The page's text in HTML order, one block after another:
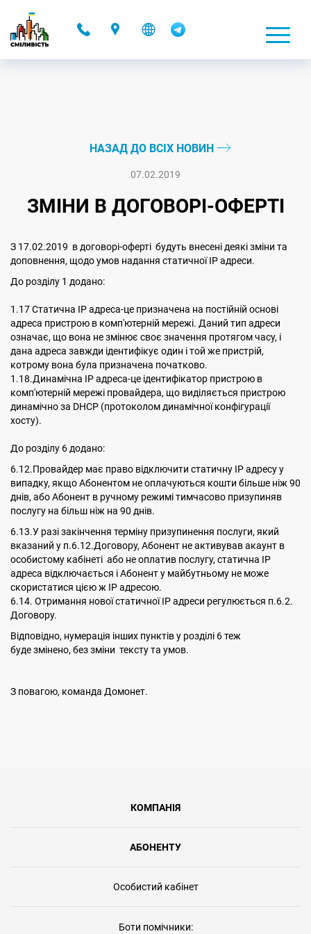
НАЗАД ДО ВСІХ НОВИН
07.02.2019
ЗМІНИ В ДОГОВОРІ-ОФЕРТІ
З 17.02.2019 в договорі-оферті будуть внесені деякі зміни та
доповнення, щодо умов надання статичної IP адреси.
До розділу 1 додано:
1.17 Статична ІР адреса-це призначена на постійній основі
адреса пристрою в комп'ютерній мережі. Даний тип адреси
означає, що вона не змінює своє значення протягом часу, і
дана адреса завжди ідентифікує один і той же пристрій,
котрому вона була призначена початково.
1.18.Динамічна ІР адреса-це ідентифікатор пристрою в
комп'ютерній мережі провайдера, що виділяється пристрою
динамічно за DHCP (протоколом динамічної конфігурації
хосту).
До розділу 6 додано:
6.12.Провайдер має право відключити статичну IP адресу у
випадку, якщо Абонентом не оплачуються кошти більше ніж 90
днів, або Абонент в ручному режимі тимчасово призупиняв
послугу на більш ніж на 90 днів.
6.13.У разі закінчення терміну призупинення послуги, який
вказаний у п.6.12.Договору, Абонент не активував акаунт в
особистому кабінеті або не оплатив послугу, статична IP
адреса відключається і Абонент у майбутньому не може
скористатися цією ж IP адресою.
6.14. Отримання нової статичної ІР адреси регулюється п.6.2.
Договору.
Відповідно, нумерація інших пунктів у розділі 6 теж
буде змінено, без зміни тексту та умов.
З повагою, команда Домонет.
КОМПАНІЯ
АБОНЕНТУ
Особистий кабінет
Боти помічники: